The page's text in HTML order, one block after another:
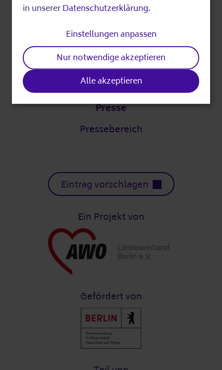
Leichte Sprache
Partner
Unsere Partner
Presse
Pressebereich
Eintrag vorschlagen
Ein Projekt von
Gefördert von
and
cookies
in unsererDatenschutzerklärung.
Einstellungen anpassen
Nur notwendige akzeptieren
Alle akzeptieren